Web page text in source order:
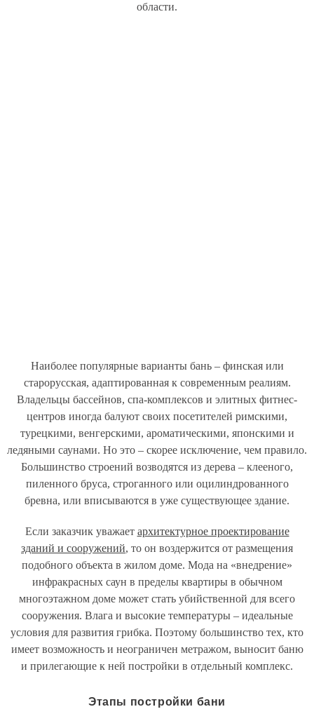
области.
Наиболее популярные варианты бань – финская или
старорусская, адаптированная к современным реалиям.
Владельцы бассейнов, спа-комплексов и элитных фитнес-
центров иногда балуют своих посетителей римскими,
турецкими, венгерскими, ароматическими, японскими и
ледяными саунами. Но это – скорее исключение, чем правило.
Большинство строений возводятся из дерева – клееного,
пиленного бруса, строганного или оцилиндрованного
бревна, или вписываются в уже существующее здание.
Если заказчик уважает архитектурное проектирование
зданий и сооружений, то он воздержится от размещения
подобного объекта в жилом доме. Мода на «внедрение»
инфракрасных саун в пределы квартиры в обычном
многоэтажном доме может стать убийственной для всего
сооружения. Влага и высокие температуры – идеальные
условия для развития грибка. Поэтому большинство тех, кто
имеет возможность и неограничен метражом, выносит баню
и прилегающие к ней постройки в отдельный комплекс.
Этапы постройки бани